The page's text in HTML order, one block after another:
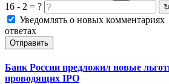
16 - 2 = ? ↻
Уведомлять о новых комментариях
ответах
Отправить
Банк России предложил новые
проводящих IPO